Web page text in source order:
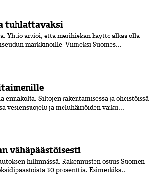
tuhlattavaksi
Yhtiö arvioi, että meri­hiekan käyttö alkaa olla
markkinoille. Viimeksi Suomes...
Siltojen rakentamisessa ja oheistöissä
vesiensuojelu ja meluhäiriöiden vaiku...
vähäpäästöisesti
hillinnässä. Rakennusten osuus Suomen
30 prosenttia. Esimerkiks...